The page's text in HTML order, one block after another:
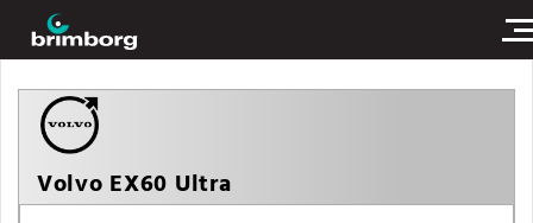
Volvo EX60 Ultra